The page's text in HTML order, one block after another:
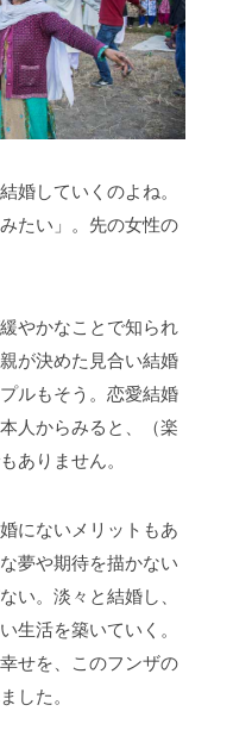
婚していくのよね。
たい」。先の女性の
やかなことで知られ
が決めた見合い結婚
ルもそう。恋愛結婚
人からみると、（楽
ありません。
にないメリットもあ
夢や期待を描かない
い。淡々と結婚し、
生活を築いていく。
せを、このフンザの
した。